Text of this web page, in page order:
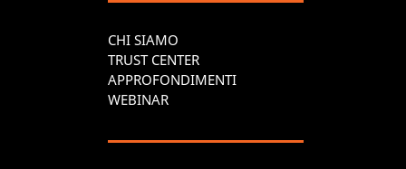
CHI SIAMO
TRUST CENTER
APPROFONDIMENTI
WEBINAR